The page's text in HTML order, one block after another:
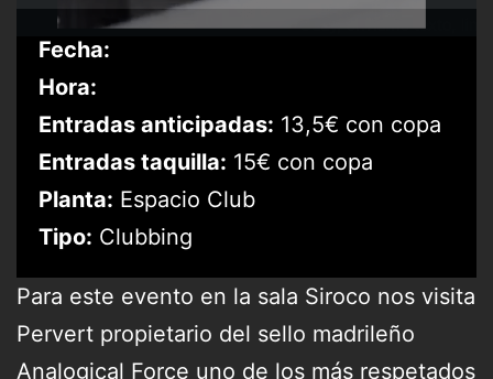
Fecha:
Hora:
Entradas anticipadas: 13,5€ con copa
Entradas taquilla: 15€ con copa
Planta: Espacio Club
Tipo: Clubbing
Para este evento en la sala Siroco nos visita
Pervert propietario del sello madrileño
Analogical Force uno de los más respetados